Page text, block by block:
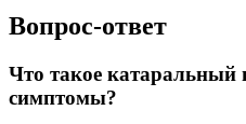
Вопрос-ответ
Что такое катаральный
симптомы?